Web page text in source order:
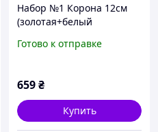
Набор №1 Корона 12см
(золотая+белый
стки,ацетатна плёнка
Готово к отправке
659₴
Купить